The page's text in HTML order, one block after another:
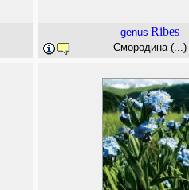
genus Ribes
Смородина (...)